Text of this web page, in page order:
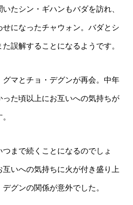
たシン・ギハンもバダを訪れ、
になったチャウォン。バダとシ
誤解することになるようです。
マとチョ・デグンが再会。中年
った頃以上にお互いへの気持ちが
まで続くことになるのでしょ
互いへの気持ちに火が付き盛り上
グンの関係が意外でした。